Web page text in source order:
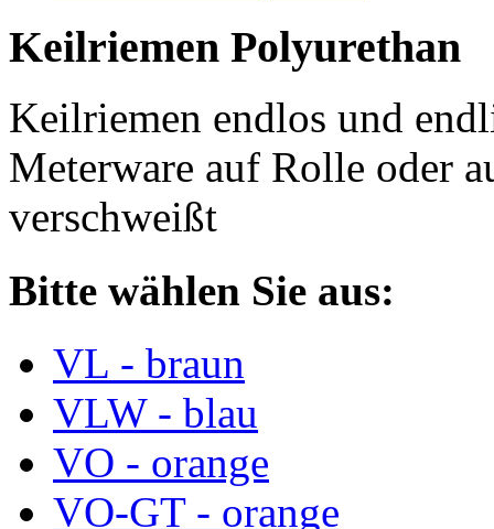
Keilriemen Polyurethan
Keilriemen endlos und
Meterware auf Rolle oder
verschweißt
Bitte wählen Sie aus:
VL - braun
VLW - blau
VO - orange
VO-GT - orange